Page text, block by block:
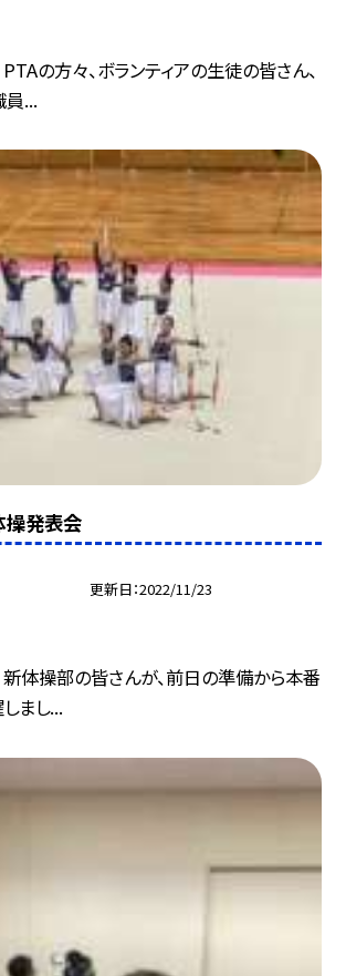
PTAの方々、ボランティアの生徒の皆さん、
員...
操発表会
更新日 2022/11/23
新体操部の皆さんが、前日の準備から本番
まし...